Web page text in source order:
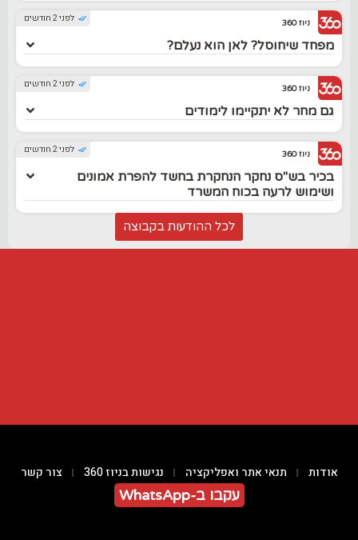
לפני 2 חודשים ניוז 360
מפחד שיחוסל? לאן הוא נעלם?
לפני 2 חודשים ניוז 360
גם מחר לא יתקיימו לימודים
לפני 2 חודשים ניוז 360
בכיר בש"ס נחקר הנחקרת בחשד להפרת אמונים
ושימוש לרעה בכוח המשרד
לכל ההודעות בקבוצה
אודות תנאי אתר ואפליקציה נגישות בניוז 360 צור קשר
עקבו ב-WhatsApp